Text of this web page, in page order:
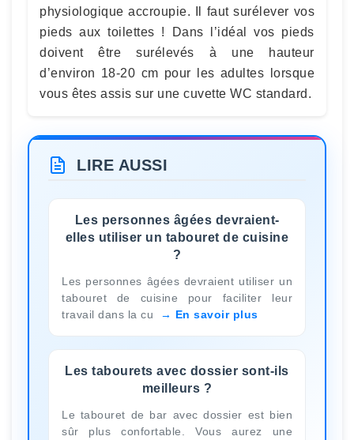
physiologique accroupie. Il faut surélever vos
pieds aux toilettes ! Dans l’idéal vos pieds
doivent être surélevés à une hauteur
d’environ 18-20 cm pour les adultes lorsque
vous êtes assis sur une cuvette WC standard.
LIRE AUSSI
Les personnes âgées devraient-
elles utiliser un tabouret de cuisine
?
Les personnes âgées devraient utiliser un
tabouret de cuisine pour faciliter leur
travail dans la cu
En savoir plus
Les tabourets avec dossier sont-ils
meilleurs ?
Le tabouret de bar avec dossier est bien
sûr plus confortable. Vous aurez une